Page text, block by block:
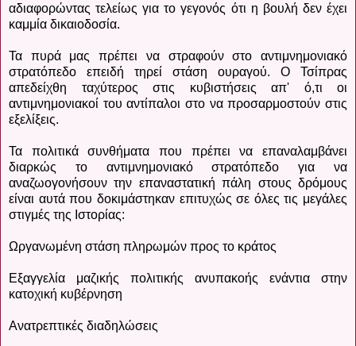
αδιαφορώντας τελείως για το γεγονός ότι η βουλή δεν έχει
καμμία δικαιοδοσία.
Τα πυρά μας πρέπει να στραφούν στο αντιμνημονιακό
στρατόπεδο επειδή τηρεί στάση ουραγού. Ο Τσίπρας
απεδείχθη ταχύτερος στις κυβιστήσεις απ' ό,τι οι
αντιμνημονιακοί του αντίπαλοι στο να προσαρμοστούν στις
εξελίξεις.
Τα πολιτικά συνθήματα που πρέπει να επαναλαμβάνει
διαρκώς το αντιμνημονιακό στρατόπεδο για να
αναζωογονήσουν την επαναστατική πάλη στους δρόμους
είναι αυτά που δοκιμάστηκαν επιτυχώς σε όλες τις μεγάλες
στιγμές της Ιστορίας:
Ωργανωμένη στάση πληρωμών προς το κράτος
Εξαγγελία μαζικής πολιτικής ανυπακοής ενάντια στην
κατοχική κυβέρνηση
Ανατρεπτικές διαδηλώσεις